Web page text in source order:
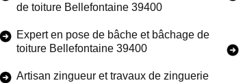
de toiture Bellefontaine 39400
Expert en pose de bâche et bâchage de
toiture Bellefontaine 39400
Artisan zingueur et travaux de zinguerie